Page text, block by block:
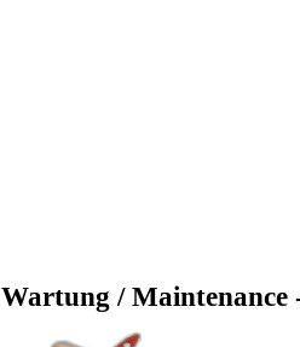
Wartung / Maintenance